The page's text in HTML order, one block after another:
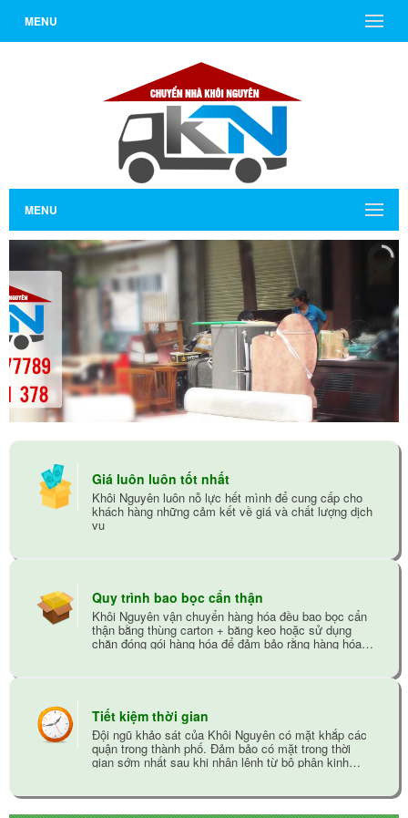
MENU
MENU
Giá luôn luôn tốt nhất
Khôi Nguyên luôn nỗ lực hết mình để cung cấp cho
khách hàng những cảm kết về giá và chất lượng dịch
vụ
Quy trình bao bọc cẩn thận
Khôi Nguyên vận chuyển hàng hóa đều bao bọc cẩn
thận bằng thùng carton + băng keo hoặc sử dụng
chăn đóng gói hàng hóa để đảm bảo rằng hàng hóa
Tiết kiệm thời gian
Đội ngũ khảo sát của Khôi Nguyên có mặt khắp các
quận trong thành phố. Đảm bảo có mặt trong thời
gian sớm nhất sau khi nhận lệnh từ bộ phận kinh